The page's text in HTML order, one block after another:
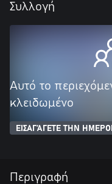
Συλλογή
Αυτό το
κλειδωμένο
ΕΙΣΑΓΆΓΕΤΕ ΤΗΝ
Περιγραφή